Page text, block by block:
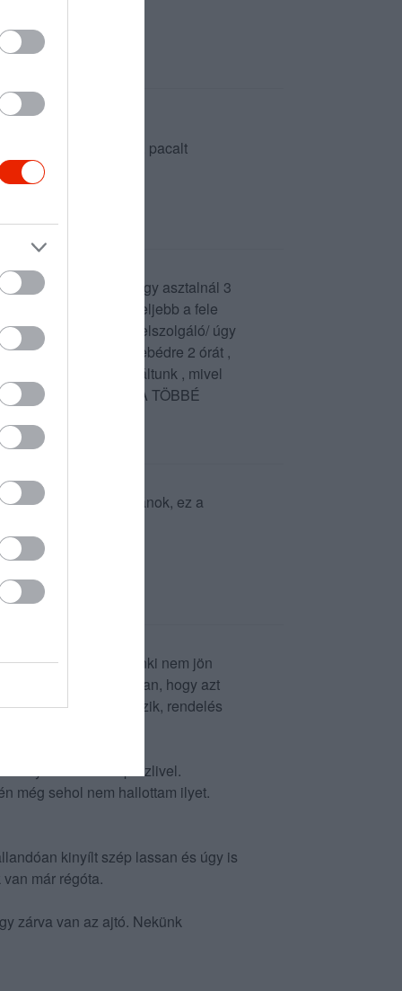
a kedvenc ételemet, pacalt
adagok eltérőek . egy asztalnál 3
kínálatnak , legfeljebb a fele
a fiatal kislány /felszolgáló/ úgy
megkaptuk , de az ebédre 2 órát ,
megkeresve reklamáltunk , mivel
rémálom volt SOHA TÖBBÉ
elég puritánok, ez a
estig, ugyanis senki nem jön
nincsenek tisztában, hogy azt
Pincér érkezik, rendelés
szutyok ehetetlen prézlivel.
még sehol nem hallottam ilyet.
kinyílt szép lassan és úgy is
már régóta.
zárva van az ajtó. Nekünk